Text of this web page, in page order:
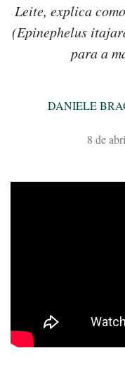
Leite, explica
(Epinephelus
para a
DANIELE
8 de